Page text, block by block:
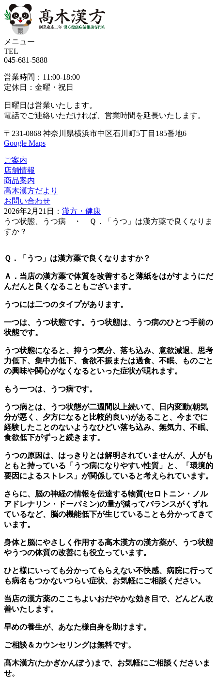
メニュー
TEL
045-681-5888
営業時間：11:00-18:00
定休日：金曜・祝日
日曜日は営業いたします。
電話でご連絡いただければ、 営業時間を延長いたします。
〒231-0868 神奈川県横浜市中区石川町5丁目185番地6
Google Maps
ご案内
店舗情報
商品案内
高木漢方だより
お問い合わせ
2026年2月21日： 漢方・健康
うつ状態、うつ病 ・ Ｑ．「うつ」は漢方薬で良くなりま
すか？
Ｑ．「うつ」は漢方薬で良くなりますか？
Ａ．当店の漢方薬で体質を改善すると薄紙をはがすようにだ
んだんと良くなることもございます。
うつには二つのタイプがあります。
一つは、うつ状態です。うつ状態は、うつ病のひとつ手前の
状態です。
うつ状態になると、抑うつ気分、落ち込み、意欲減退、思考
力低下、集中力低下、食欲不振または過食、不眠、ものごと
の興味や関心がなくなるといった症状が現れます。
もう一つは、うつ病です。
うつ病とは、うつ状態が二週間以上続いて、日内変動(朝気
分が悪く、夕方になると比較的良い)があること、今までに
経験したことのないようなひどい落ち込み、無気力、不眠、
食欲低下がずっと続きます。
うつの原因は、はっきりとは解明されていませんが、人がも
ともと持っている「うつ病になりやすい性質」と、「環境的
要因によるストレス」が関係していると考えられています。
さらに、脳の神経の情報を伝達する物質(セロトニン・ノル
アドレナリン・ドーパミン)の量が減ってバランスがくずれ
ているなど、脳の機能低下が生じていることも分かってきて
います。
身体と脳にやさしく作用する髙木漢方の漢方薬が、うつ状態
やうつの体質の改善にも役立っています。
ひと様にいっても分かってもらえない不快感、病院に行って
も病名もつかないつらい症状、お気軽にご相談ください。
当店の漢方薬のここちよいおだやかな効き目で、どんどん改
善いたします。
早めの養生が、あなた様自身を助けます。
ご相談＆カウンセリングは無料です。
髙木漢方(たかぎかんぽう)まで、お気軽にご相談くださいま
せ。